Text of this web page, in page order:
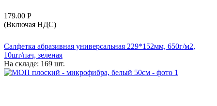
179.00 Р
(Включая НДС)
Салфетка абразивная универсальная 229*152мм, 650г/м2,
10шт/пач, зеленая
На складе: 169 шт.